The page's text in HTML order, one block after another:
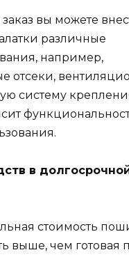
вы можете
различные
например,
отсеки,
систему
в
стоимость
выше, чем готовая